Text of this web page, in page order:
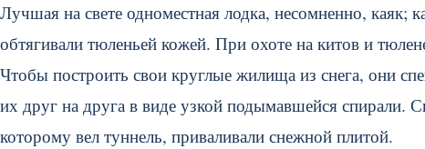
Лучшая на свете одноместная лодка, несомненно, каяк;
обтягивали тюленьей кожей. При охоте на китов и
Чтобы построить свои круглые жилища из снега, они
их друг на друга в виде узкой подымавшейся спирали.
которому вел туннель, приваливали снежной плитой.